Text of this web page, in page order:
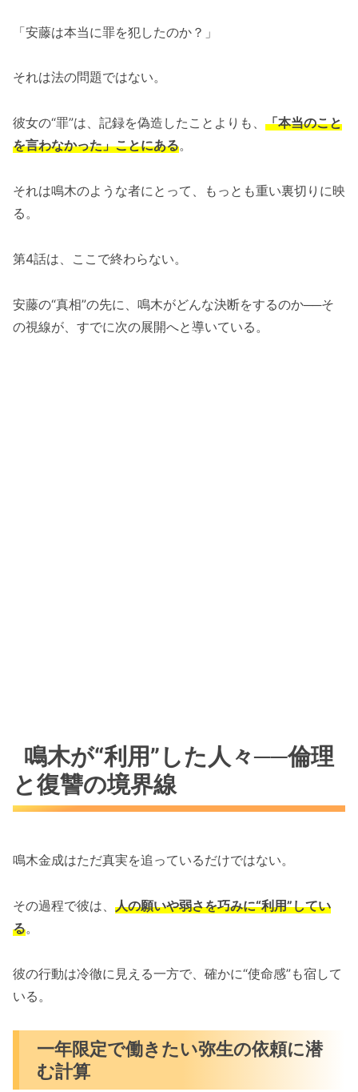
「安藤は本当に罪を犯したのか？」
それは法の問題ではない。
彼女の“罪”は、記録を偽造したことよりも、 「本当のこと
を言わなかった」ことにある。
それは鳴木のような者にとって、もっとも重い裏切りに映
る。
第4話は、ここで終わらない。
安藤の“真相”の先に、鳴木がどんな決断をするのか──そ
の視線が、すでに次の展開へと導いている。
鳴木が“利用”した人々──倫理
と復讐の境界線
鳴木金成はただ真実を追っているだけではない。
その過程で彼は、 人の願いや弱さを巧みに“利用”してい
る。
彼の行動は冷徹に見える一方で、確かに“使命感”も宿して
いる。
一年限定で働きたい弥生の依頼に潜
む計算